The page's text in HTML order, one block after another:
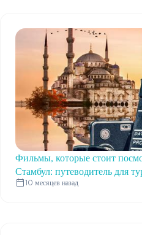
Фильмы, которые стоит
Стамбул: путеводитель для
10 месяцев назад